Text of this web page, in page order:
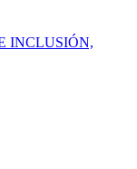
INCLUSIÓN,